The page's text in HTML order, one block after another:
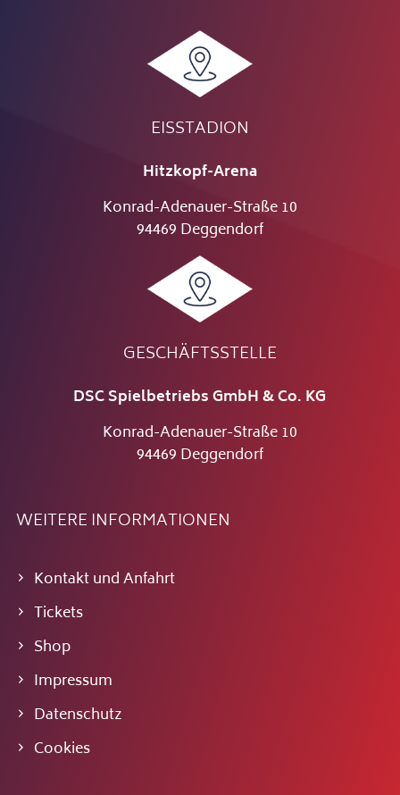
EISSTADION
Hitzkopf-Arena
Konrad-Adenauer-Straße 10
94469 Deggendorf
GESCHÄFTSSTELLE
DSC Spielbetriebs GmbH & Co. KG
Konrad-Adenauer-Straße 10
94469 Deggendorf
WEITERE INFORMATIONEN
Kontakt und Anfahrt
Tickets
Shop
Impressum
Datenschutz
Cookies